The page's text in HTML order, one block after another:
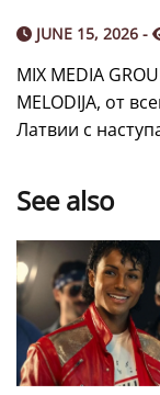
JUNE 15, 2026 -
MIX MEDIA
MELODIJA, от
Латвии с
See also